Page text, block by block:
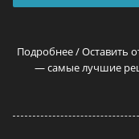
Подробнее / Оставить
— самые лучшие